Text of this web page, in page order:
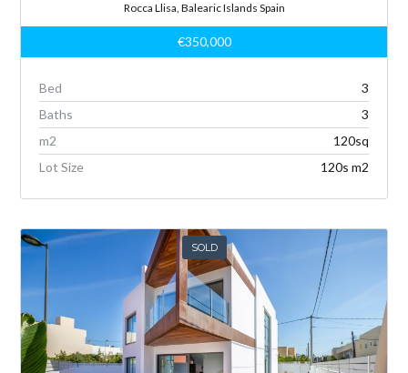
Rocca Llisa, Balearic Islands Spain
€350,000
Bed
3
Baths
3
m2
120sq
Lot Size
120s m2
SOLD